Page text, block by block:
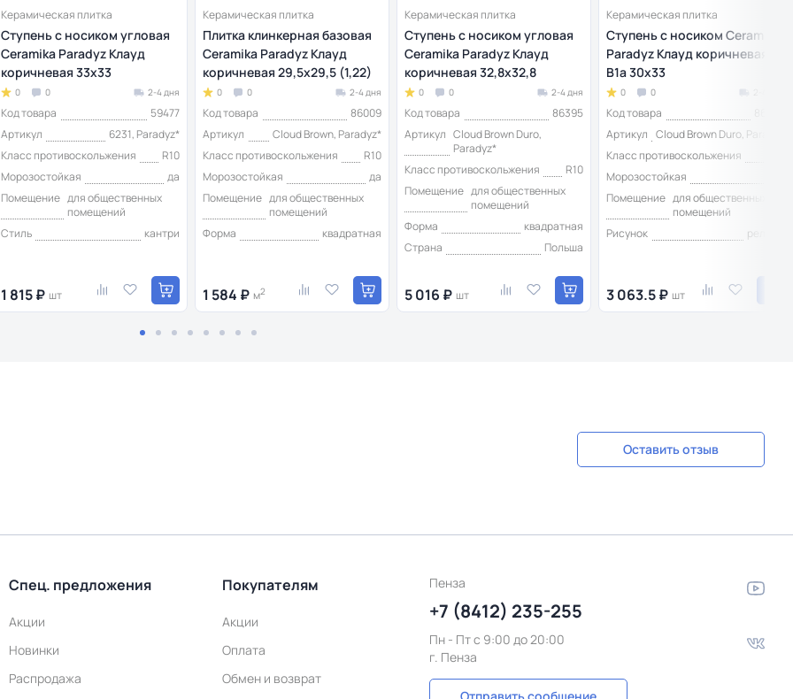
Керамическая плитка
Ступень с носиком угловая
Ceramika Paradyz Клауд
коричневая 33x33
0 0 2-4 дня
Код товара
59477
Артикул
6231, Paradyz*
Класс противоскольжения
R10
Морозостойкая
да
Помещение для общественных
помещений
Стиль
кантри
1 815 ₽ шт
Керамическая плитка
Плитка клинкерная базовая
Ceramika Paradyz Клауд
коричневая 29,5х29,5 (1,22)
0 0 2-4 дня
Код товара
86009
Артикул
Cloud Brown, Paradyz*
Класс противоскольжения
R10
Морозостойкая
да
Помещение для общественных
помещений
Форма
квадратная
1 584 ₽ м2
Керамическая плитка
Ступень с носиком угловая
Ceramika Paradyz Клауд
коричневая 32,8х32,8
0 0 2-4 дня
Код товара
86395
Артикул Cloud Brown Duro,
Paradyz*
Класс противоскольжения
R10
Помещение для общественных
помещений
Форма
квадратная
Страна
Польша
5 016 ₽ шт
Керамическая плитка
Ступень с носиком Ceramika
Paradyz Клауд коричневая
B1a 30x33
0 0
Код товара
Артикул Cloud Brown Duro, Paradyz
Класс противоскольжения
Морозостойкая
Помещение для общественных
помещений
Рисунок
рельеф
3 063.5 ₽ шт
Оставить отзыв
Спец. предложения
Акции
Новинки
Распродажа
Покупателям
Акции
Оплата
Обмен и возврат
Пенза
+7 (8412) 235-255
Пн - Пт c 9:00 до 20:00
г. Пенза